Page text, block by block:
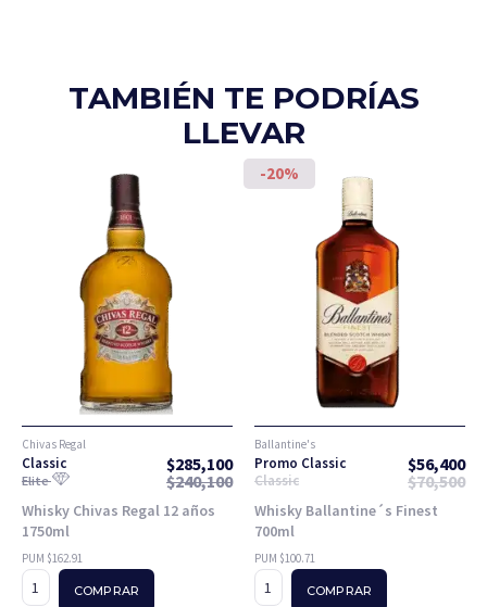
TAMBIÉN TE PODRÍAS
LLEVAR
Chivas Regal
Classic $285,100
Elite $240,100
Whisky Chivas Regal 12 años
1750ml
PUM $162.91
COMPRAR
-20%
Ballantine's
Promo Classic $56,400
Classic $70,500
Whisky Ballantine´s Finest
700ml
PUM $100.71
COMPRAR